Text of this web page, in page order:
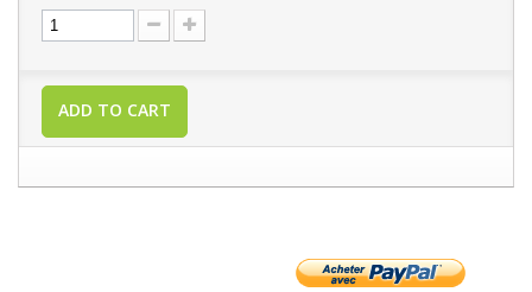
ADD TO CART